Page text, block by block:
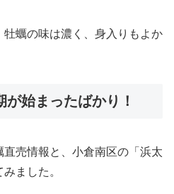
蠣の味は濃く、身入りもよか
が始まったばかり！
売情報と、小倉南区の「浜太
ました。